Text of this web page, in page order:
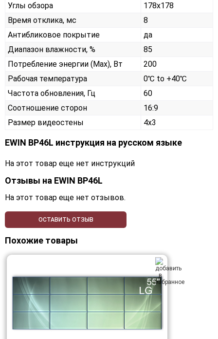
Углы обзора
178x178
Время отклика, мс
8
Антибликовое покрытие
да
Диапазон влажности, %
85
Потребление энергии (Max), Вт
200
Рабочая температура
0℃ to +40℃
Частота обновления, Гц
60
Соотношение сторон
16:9
Размер видеостены
4x3
EWIN BP46L инструкция на русском языке
На этот товар еще нет инструкций
Отзывы на EWIN BP46L
На этот товар еще нет отзывов.
ОСТАВИТЬ ОТЗЫВ
Похожие товары